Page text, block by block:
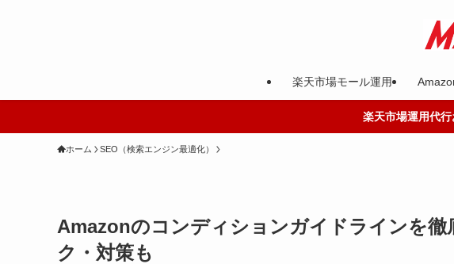
楽天市場モール運用
楽天市場運用代
ホーム SEO（検索エンジン最適化）
Amazonのコンディションガイドラインを徹
ク・対策も